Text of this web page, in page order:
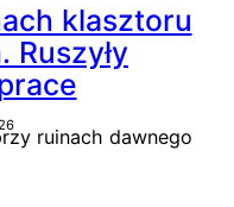
klasztoru
Ruszyły
ruinach dawnego